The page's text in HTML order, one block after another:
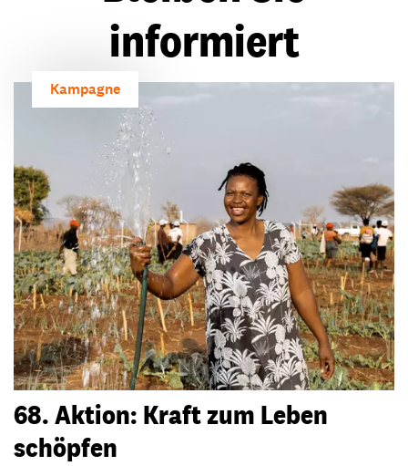
informiert
Kampagne
68. Aktion: Kraft zum Leben
schöpfen